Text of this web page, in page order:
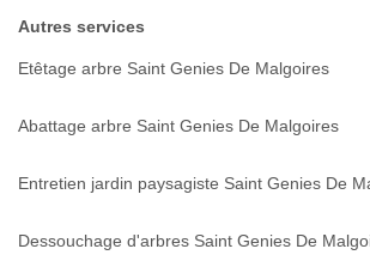
Autres services
Etêtage arbre Saint Genies De Malgoires
Abattage arbre Saint Genies De Malgoires
Entretien jardin paysagiste Saint Genies De
Dessouchage d'arbres Saint Genies De